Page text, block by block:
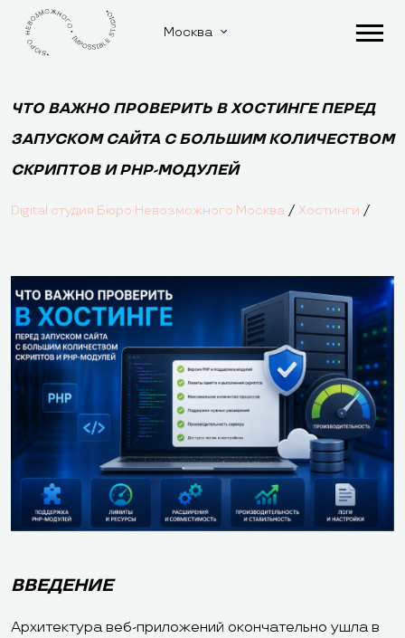
Москва
ЧТО ВАЖНО ПРОВЕРИТЬ В ХОСТИНГЕ ПЕРЕД
ЗАПУСКОМ САЙТА С БОЛЬШИМ КОЛИЧЕСТВОМ
СКРИПТОВ И PHP-МОДУЛЕЙ
Digital студия Бюро Невозможного Москва / Хостинги /
ВВЕДЕНИЕ
Архитектура веб-приложений окончательно ушла в